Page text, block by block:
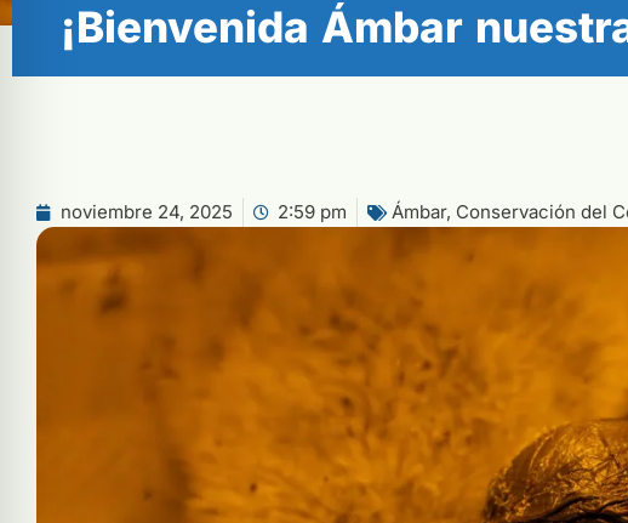
¡Bienvenida Ámbar
noviembre 24, 2025 2:59 pm Ámbar, Conservación del